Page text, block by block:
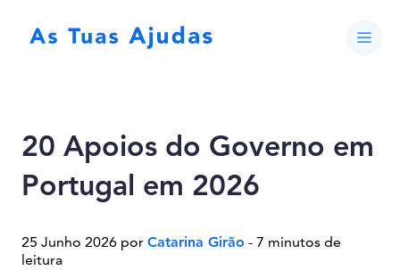
20 Apoios do Governo em
Portugal em 2026
25 Junho 2026 por Catarina Girão - 7 minutos de
leitura